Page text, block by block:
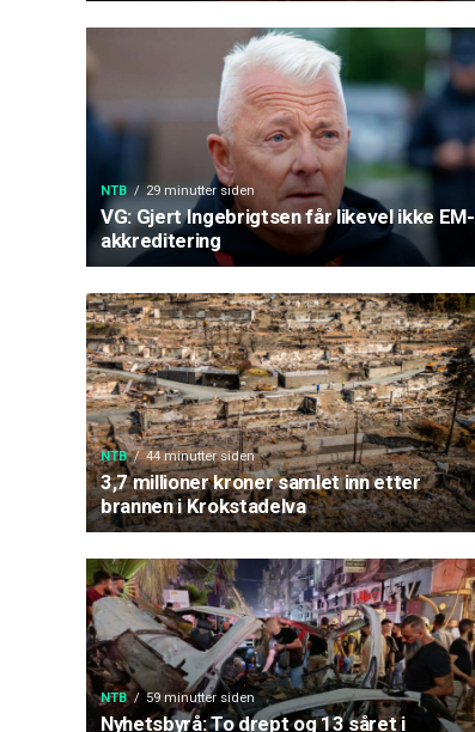
NTB 29 minutter siden
VG: Gjert Ingebrigtsen får likevel ikke EM-
akkreditering
NTB 44 minutter siden
3,7 millioner kroner samlet inn etter
brannen i Krokstadelva
NTB 59 minutter siden
Nyhetsbyrå: To drept og 13 såret i